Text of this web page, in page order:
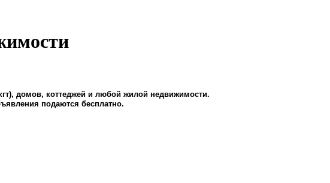
домов, коттеджей и любой жилой недвижимости.
подаются бесплатно.